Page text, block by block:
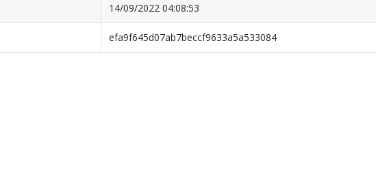
14/09/2022 04:08:53
efa9f645d07ab7beccf9633a5a533084